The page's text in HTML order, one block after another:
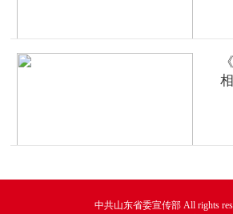
中共山东省委宣传部 All rights